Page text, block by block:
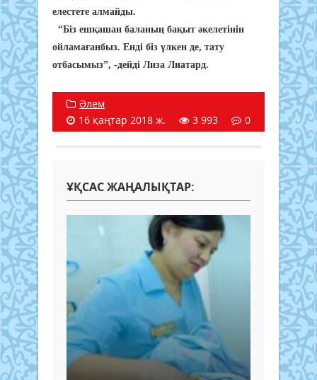
елестете алмайды.
“Біз ешқашан баланың бақыт әкелетінін
ойламағанбыз. Енді біз үлкен де, тату
отбасымыз”, -дейді Лиза Лиатард.
Әлем
16 қаңтар 2018 ж.
3 993 0
ҰҚСАС ЖАҢАЛЫҚТАР: